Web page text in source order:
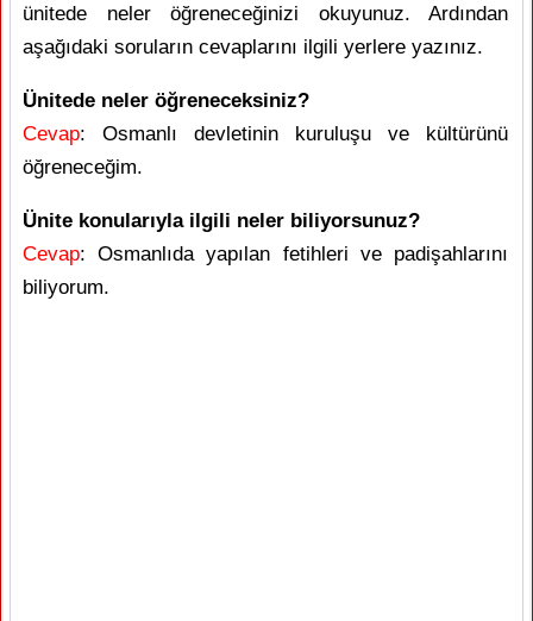
ünitede neler öğreneceğinizi okuyunuz. Ardından
aşağıdaki soruların cevaplarını ilgili yerlere yazınız.
Ünitede neler öğreneceksiniz?
Cevap: Osmanlı devletinin kuruluşu ve kültürünü
öğreneceğim.
Ünite konularıyla ilgili neler biliyorsunuz?
Cevap: Osmanlıda yapılan fetihleri ve padişahlarını
biliyorum.